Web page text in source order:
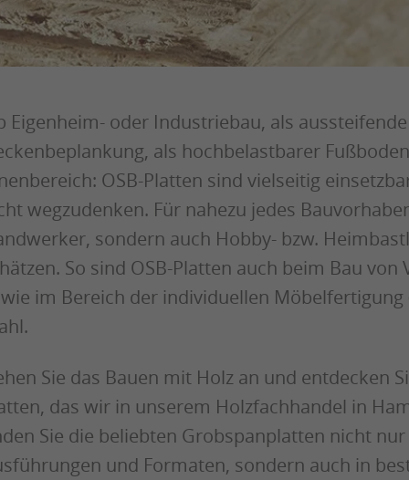
Eigenheim- oder Industriebau, als
als hochbelastbarer
OSB-Platten sind vielseitig
wegzudenken. Für nahezu jedes
sondern auch Hobby- bzw.
So sind OSB-Platten auch beim Bau
im Bereich der individuellen Möbelfertigung
Sie das Bauen mit Holz an und entdecken
das wir in unserem Holzfachhandel in
Sie die beliebten Grobspanplatten nicht
und Formaten, sondern auch in